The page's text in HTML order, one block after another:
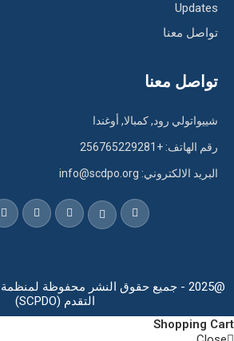
Updates
تواصل معنا
تواصل معنا
شييواتولي رود, كمبالا, أوغندا
رقم الهاتف: +256765229281
البريد الالكتروني: info@scdpo.org
@2025 - جميع حقوق النشر محفوظة
التقدم (SCPDO)
Shopping Cart